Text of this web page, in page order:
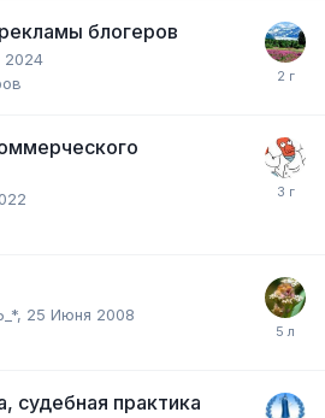
блогеров
2024
, 25 Июня 2008
судебная практика